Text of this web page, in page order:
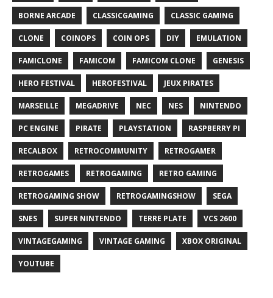
BORNE ARCADE CLASSICGAMING CLASSIC GAMING
CLONE COINOPS COIN OPS DIY EMULATION
FAMICLONE FAMICOM FAMICOM CLONE GENESIS
HERO FESTIVAL HEROFESTIVAL JEUX PIRATES
MARSEILLE MEGADRIVE NEC NES NINTENDO
PC ENGINE PIRATE PLAYSTATION RASPBERRY PI
RECALBOX RETROCOMMUNITY RETROGAMER
RETROGAMES RETROGAMING RETRO GAMING
RETROGAMING SHOW RETROGAMINGSHOW SEGA
SNES SUPER NINTENDO TERRE PLATE VCS 2600
VINTAGEGAMING VINTAGE GAMING XBOX ORIGINAL
YOUTUBE